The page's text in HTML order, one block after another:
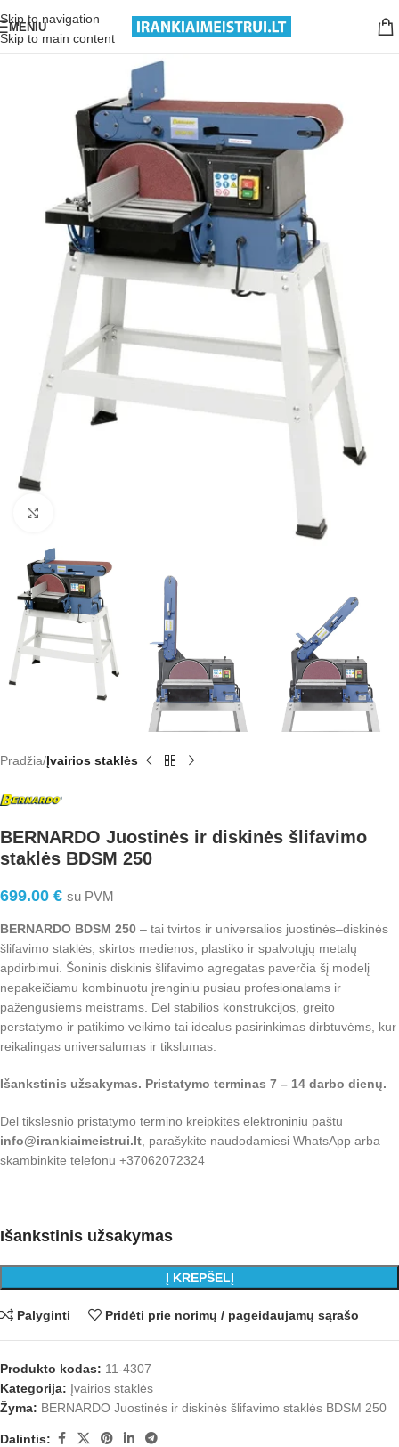
Skip to navigation
Skip to main content
MENIU
Pradžia Įvairios staklės
BERNARDO Juostinės ir diskinės šlifavimo
staklės BDSM 250
699.00 € su PVM
BERNARDO BDSM 250 – tai tvirtos ir universalios juostinės–diskinės
šlifavimo staklės, skirtos medienos, plastiko ir spalvotųjų metalų
apdirbimui. Šoninis diskinis šlifavimo agregatas paverčia šį modelį
nepakeičiamu kombinuotu įrenginiu pusiau profesionalams ir
pažengusiems meistrams. Dėl stabilios konstrukcijos, greito
perstatymo ir patikimo veikimo tai idealus pasirinkimas dirbtuvėms, kur
reikalingas universalumas ir tikslumas.
Išankstinis užsakymas. Pristatymo terminas 7 – 14 darbo dienų.
Dėl tikslesnio pristatymo termino kreipkitės elektroniniu paštu
info@irankiaimeistrui.lt, parašykite naudodamiesi WhatsApp arba
skambinkite telefonu +37062072324
Išankstinis užsakymas
Į KREPŠELĮ
Palyginti Pridėti prie norimų / pageidaujamų sąrašo
Produkto kodas: 11-4307
Kategorija: Įvairios staklės
Žyma: BERNARDO Juostinės ir diskinės šlifavimo staklės BDSM 250
Dalintis: